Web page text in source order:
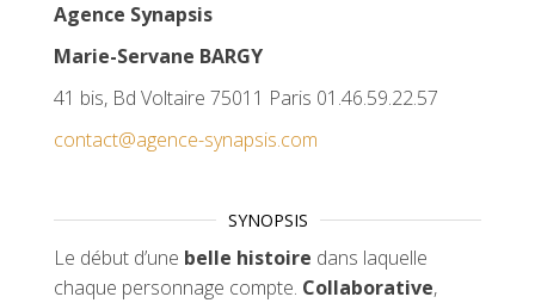
Agence Synapsis
Marie-Servane BARGY
41 bis, Bd Voltaire 75011 Paris 01.46.59.22.57
contact@agence-synapsis.com
SYNOPSIS
Le début d’une belle histoire dans laquelle
chaque personnage compte. Collaborative,